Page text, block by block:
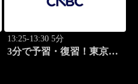
13:25-13:30 5分
3分で予習・復習！東京市